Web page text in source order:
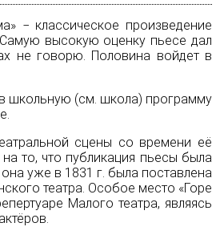
− классическое произведение
Самую высокую оценку пьесе дал
не говорю. Половина войдет в
школьную (см. школа) программу
сцены со времени её
то, что публикация пьесы была
уже в 1831 г. была поставлена
театра. Особое место «Горе
Малого театра, являясь